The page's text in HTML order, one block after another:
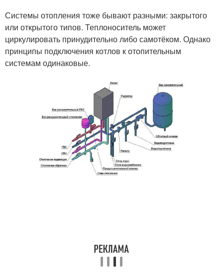
Системы отопления тоже бывают разными: закрытого
или открытого типов. Теплоноситель может
циркулировать принудительно либо самотёком. Однако
принципы подключения котлов к отопительным
системам одинаковые.